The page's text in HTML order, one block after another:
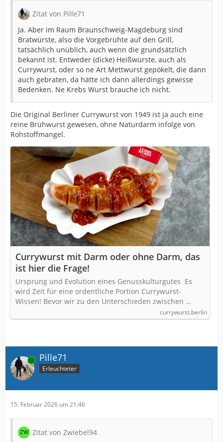
Zitat von Pille71
Ja. Aber im Raum Braunschweig-Magdeburg sind
Bratwürste, also die Vorgebrühte auf den Grill,
tatsächlich unüblich, auch wenn die grundsätzlich
bekannt ist. Entweder (dicke) Heißwürste, auch als
Currywurst, oder so ne Art Mettwurst gepökelt, die dann
auch gebraten, da hätte ich dann allerdings gewisse
Bedenken. Ne Krebs Wurst brauche ich nicht.
Die Original Berliner Currywurst von 1949 ist ja auch eine
reine Brühwurst gewesen, ohne Naturdarm infolge von
Rohstoffmangel.
Currywurst mit Darm oder ohne Darm, das
ist hier die Frage!
Ursprung und Evolution eines Genusskulturgutes Es
wird Zeit für eine ordentliche Portion Currywurst-
Wissen! Bevor wir zu den Unterschieden zwischen …
currywurst.berlin
Online Pille71
Erleuchteter
15. Februar 2026 um 21:46
Zitat von Zwiebel94